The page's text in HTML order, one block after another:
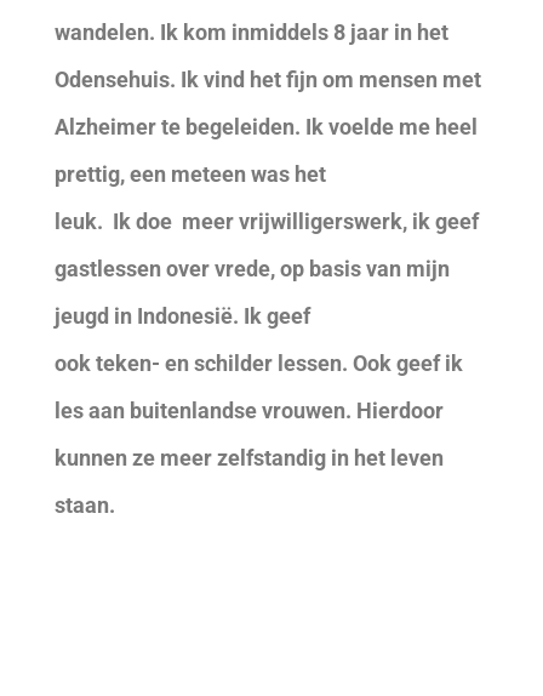
wandelen. Ik kom inmiddels 8 jaar in het
Odensehuis. Ik vind het fijn om mensen met
Alzheimer te begeleiden. Ik voelde me heel
prettig, een meteen was het
leuk. Ik doe meer vrijwilligerswerk, ik geef
gastlessen over vrede, op basis van mijn
jeugd in Indonesië. Ik geef
ook teken- en schilder lessen. Ook geef ik
les aan buitenlandse vrouwen. Hierdoor
kunnen ze meer zelfstandig in het leven
staan.